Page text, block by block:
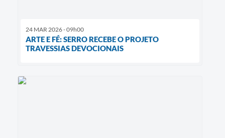
24 MAR 2026 - 09h00
​ARTE E FÉ: SERRO RECEBE O PROJETO
TRAVESSIAS DEVOCIONAIS